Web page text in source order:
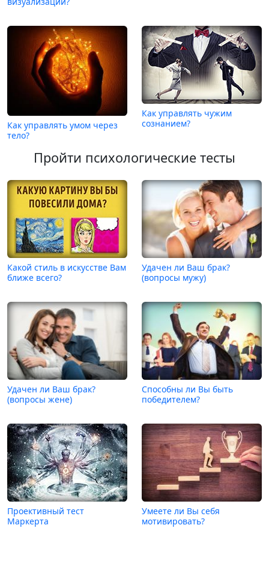
Как управлять умом через
тело?
Как управлять чужим
сознанием?
Пройти психологические тесты
Какой стиль в искусстве Вам
ближе всего?
Удачен ли Ваш брак?
(вопросы мужу)
Удачен ли Ваш брак?
(вопросы жене)
Способны ли Вы быть
победителем?
Проективный тест
Маркерта
Умеете ли Вы себя
мотивировать?